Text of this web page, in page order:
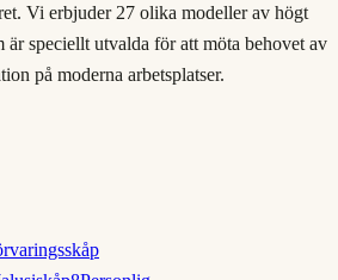
Vi erbjuder 27 olika modeller av högt
speciellt utvalda för att möta behovet av
på moderna arbetsplatser.